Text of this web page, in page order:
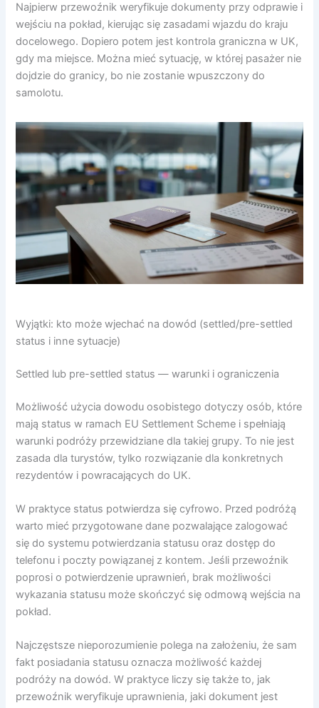
Najpierw przewoźnik weryfikuje dokumenty przy odprawie i
wejściu na pokład, kierując się zasadami wjazdu do kraju
docelowego. Dopiero potem jest kontrola graniczna w UK,
gdy ma miejsce. Można mieć sytuację, w której pasażer nie
dojdzie do granicy, bo nie zostanie wpuszczony do
samolotu.
Wyjątki: kto może wjechać na dowód (settled/pre-settled
status i inne sytuacje)
Settled lub pre-settled status — warunki i ograniczenia
Możliwość użycia dowodu osobistego dotyczy osób, które
mają status w ramach EU Settlement Scheme i spełniają
warunki podróży przewidziane dla takiej grupy. To nie jest
zasada dla turystów, tylko rozwiązanie dla konkretnych
rezydentów i powracających do UK.
W praktyce status potwierdza się cyfrowo. Przed podróżą
warto mieć przygotowane dane pozwalające zalogować
się do systemu potwierdzania statusu oraz dostęp do
telefonu i poczty powiązanej z kontem. Jeśli przewoźnik
poprosi o potwierdzenie uprawnień, brak możliwości
wykazania statusu może skończyć się odmową wejścia na
pokład.
Najczęstsze nieporozumienie polega na założeniu, że sam
fakt posiadania statusu oznacza możliwość każdej
podróży na dowód. W praktyce liczy się także to, jak
przewoźnik weryfikuje uprawnienia, jaki dokument jest